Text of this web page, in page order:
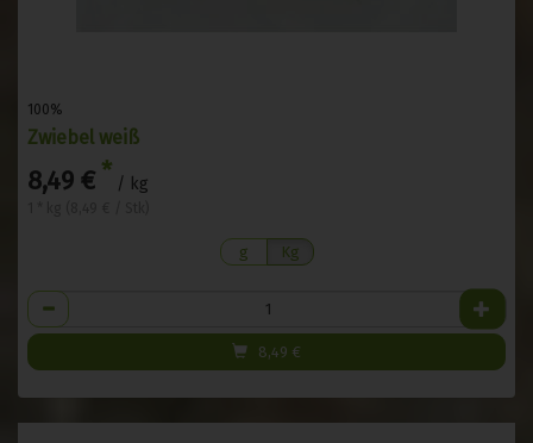
100%
Zwiebel weiß
8,49 € * / kg
g Kg
Anzahl
8,49 €